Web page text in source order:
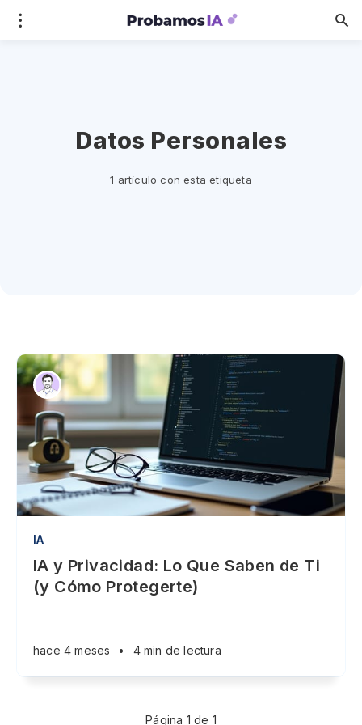
Datos Personales
1 artículo con esta etiqueta
IA
IA y Privacidad: Lo Que Saben de Ti
(y Cómo Protegerte)
hace 4 meses • 4 min de lectura
Página 1 de 1